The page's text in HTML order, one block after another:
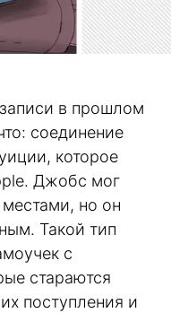
в прошлом
соединение
которое
Джобс мог
но он
Такой тип
с
стараются
поступления и